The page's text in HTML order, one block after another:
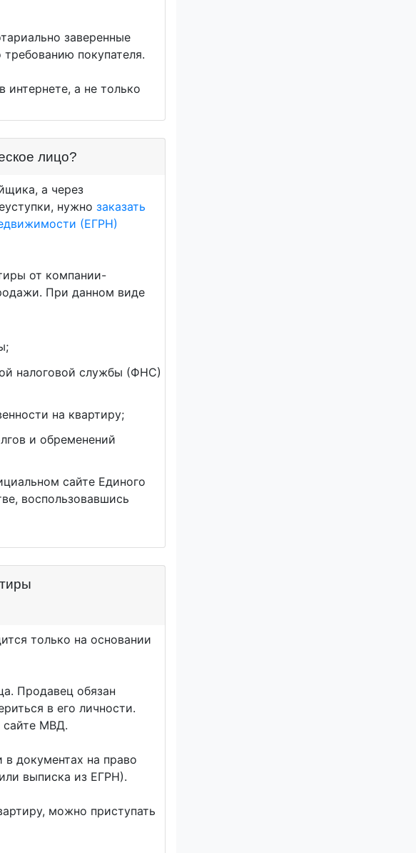
заверенные
покупателя.
а не только
лицо?
а через
нужнозаказать
(ЕГРН)
от компании-
При данном виде
налоговой службы (ФНС)
на квартиру;
и обременений
сайте Единого
воспользовавшись
только на основании
Продавец обязан
в его личности.
сайте МВД.
документах на право
выписка из ЕГРН).
можно приступать